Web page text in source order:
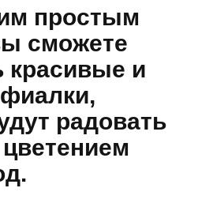
простым
сможете
красивые и
радовать